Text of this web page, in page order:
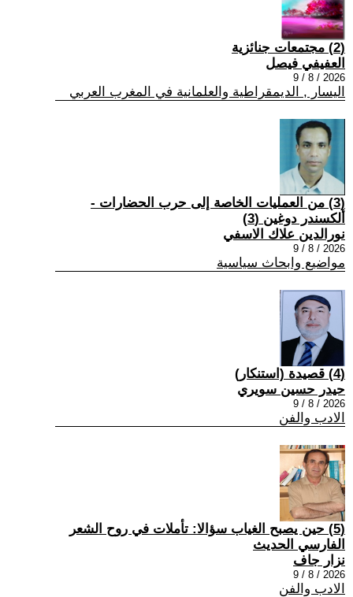
(2) مجتمعات جنائزية
العفيفي فيصل
2026 / 8 / 9
اليسار , الديمقراطية والعلمانية في المغرب العربي
(3) من العمليات الخاصة إلى حرب الحضارات -
ألكسندر دوغين (3)
نورالدين علاك الاسفي
2026 / 8 / 9
مواضيع وابحاث سياسية
(4) قصيدة (استنكار)
حيدر حسين سويري
2026 / 8 / 9
الادب والفن
(5) حين يصبح الغياب سؤالا: تأملات في روح الشعر
الفارسي الحديث
نزار جاف
2026 / 8 / 9
الادب والفن